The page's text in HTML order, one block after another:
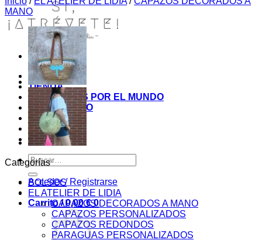
INICIO
TIENDA
MIS COSITAS POR EL MUNDO
EL COMIENZO
BLOG
PAGOS
CONTACTO
Buscar
por:
Acceder / Registrarse
Carrito /0,00€ 0
MANO
Categorías
BOLSOS
EL ATELIER DE LIDIA
CAPAZOS DECORADOS A MANO
CAPAZOS PERSONALIZADOS
CAPAZOS REDONDOS
PARAGUAS PERSONALIZADOS